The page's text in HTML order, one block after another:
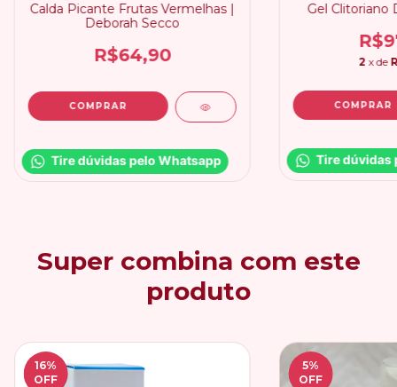
Calda Picante Frutas Vermelhas |
Deborah Secco
R$64,90
Tire dúvidas pelo Whatsapp
Gel Clitoriano
2 x de
Tire dúvidas
Super combina com este
produto
16%
OFF
5%
OFF